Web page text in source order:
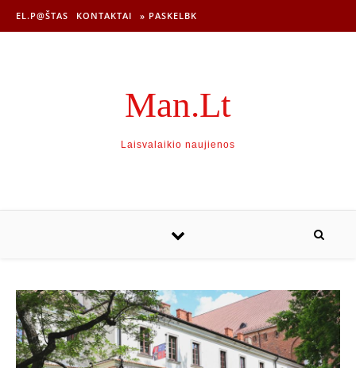
EL.P@ŠTAS KONTAKTAI » PASKELBK
Man.Lt
Laisvalaikio naujienos